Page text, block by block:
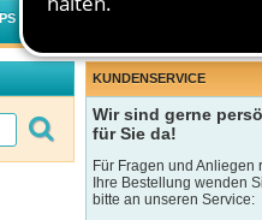
KUNDENSERVICE
Wir sind gerne
für Sie da!
Für Fragen und Anliegen
Ihre Bestellung wenden
bitte an unseren Service: